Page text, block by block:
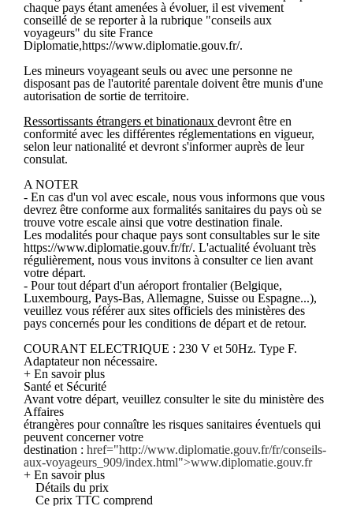
chaque pays étant amenées à évoluer, il est vivement
conseillé de se reporter à la rubrique "conseils aux
voyageurs" du site France
Diplomatie,https://www.diplomatie.gouv.fr/.
Les mineurs voyageant seuls ou avec une personne ne
disposant pas de l'autorité parentale doivent être munis d'une
autorisation de sortie de territoire.
Ressortissants étrangers et binationaux devront être en
conformité avec les différentes réglementations en vigueur,
selon leur nationalité et devront s'informer auprès de leur
consulat.
A NOTER
- En cas d'un vol avec escale, nous vous informons que vous
devrez être conforme aux formalités sanitaires du pays où se
trouve votre escale ainsi que votre destination finale.
Les modalités pour chaque pays sont consultables sur le site
https://www.diplomatie.gouv.fr/fr/. L'actualité évoluant très
régulièrement, nous vous invitons à consulter ce lien avant
votre départ.
- Pour tout départ d'un aéroport frontalier (Belgique,
Luxembourg, Pays-Bas, Allemagne, Suisse ou Espagne...),
veuillez vous référer aux sites officiels des ministères des
pays concernés pour les conditions de départ et de retour.
COURANT ELECTRIQUE : 230 V et 50Hz. Type F.
Adaptateur non nécessaire.
+ En savoir plus
Santé et Sécurité
Avant votre départ, veuillez consulter le site du ministère des
Affaires
étrangères pour connaître les risques sanitaires éventuels qui
peuvent concerner votre
destination : href="http://www.diplomatie.gouv.fr/fr/conseils-
aux-voyageurs_909/index.html">www.diplomatie.gouv.fr
+ En savoir plus
Détails du prix
Ce prix TTC comprend